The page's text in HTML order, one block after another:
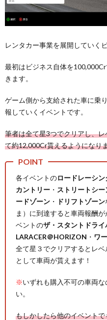
レンタカー事業を展開していく
最初はビジネス自体を
きます。
ゲーム側から支給された車に乗
報していくイベントです。
筆者は全て星3つでクリアし、
て約12,000Cr貰えるようになり
各イベントのロードレーシン
カントリー ・ ストリートシー
ードゾーン ・ ドリフトゾーン
ま）に到達すると車両報酬
ベントのザ・スタントドライ
LARACER＠HORIZON ・ ワ
全て星３でクリアするとレ
として車両が貰えます！
※いずれも購入不可の車両
い。
もしかしたら他のイベント